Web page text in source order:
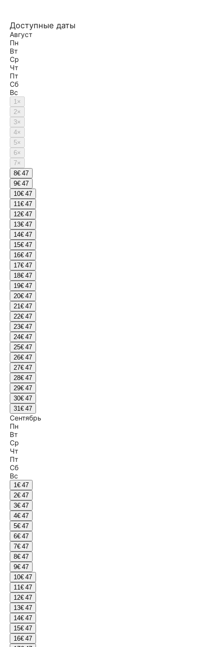
Доступные даты
Август
Пн
Вт
Ср
Чт
Пт
Сб
Вс
1×
2×
3×
4×
5×
6×
7×
8€ 47
9€ 47
10€ 47
11€ 47
12€ 47
13€ 47
14€ 47
15€ 47
16€ 47
17€ 47
18€ 47
19€ 47
20€ 47
21€ 47
22€ 47
23€ 47
24€ 47
25€ 47
26€ 47
27€ 47
28€ 47
29€ 47
30€ 47
31€ 47
Сентябрь
Пн
Вт
Ср
Чт
Пт
Сб
Вс
1€ 47
2€ 47
3€ 47
4€ 47
5€ 47
6€ 47
7€ 47
8€ 47
9€ 47
10€ 47
11€ 47
12€ 47
13€ 47
14€ 47
15€ 47
16€ 47